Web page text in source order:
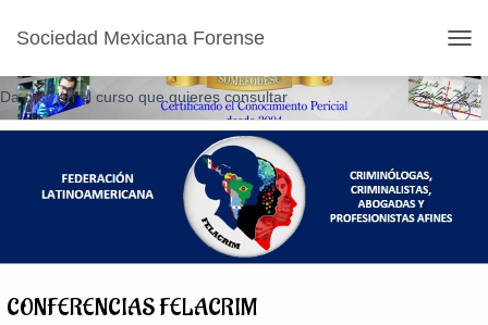
Sociedad Mexicana Forense
CRIMINOLOGÍA
Da click en el curso que quieres consultar
CONFERENCIAS FELACRIM